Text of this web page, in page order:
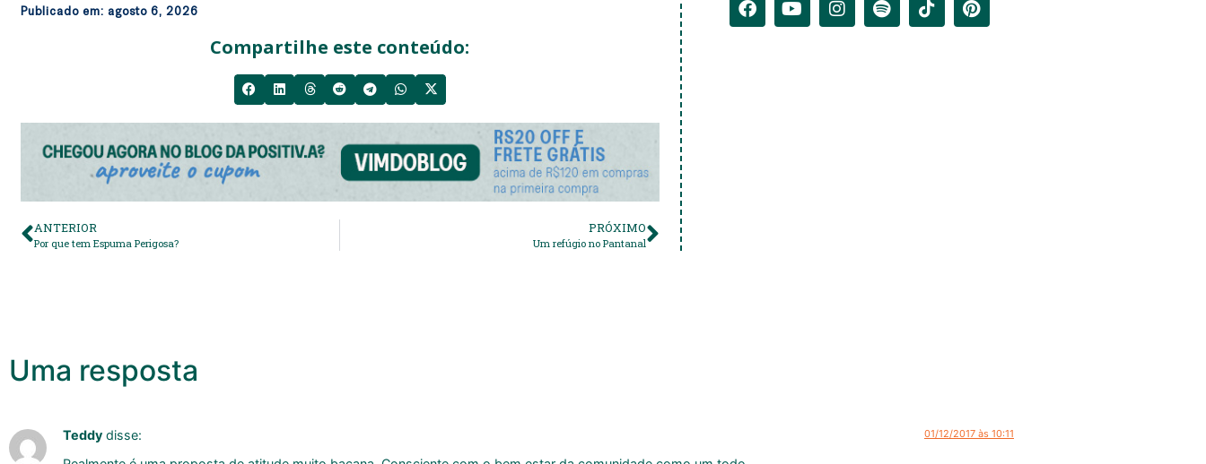
Publicado em: agosto 6, 2026
Compartilhe este conteúdo:
ANTERIOR
Por que tem Espuma Perigosa?
PRÓXIMO
Um refúgio no Pantanal
Uma resposta
Teddy disse: 01/12/2017 às 10:11